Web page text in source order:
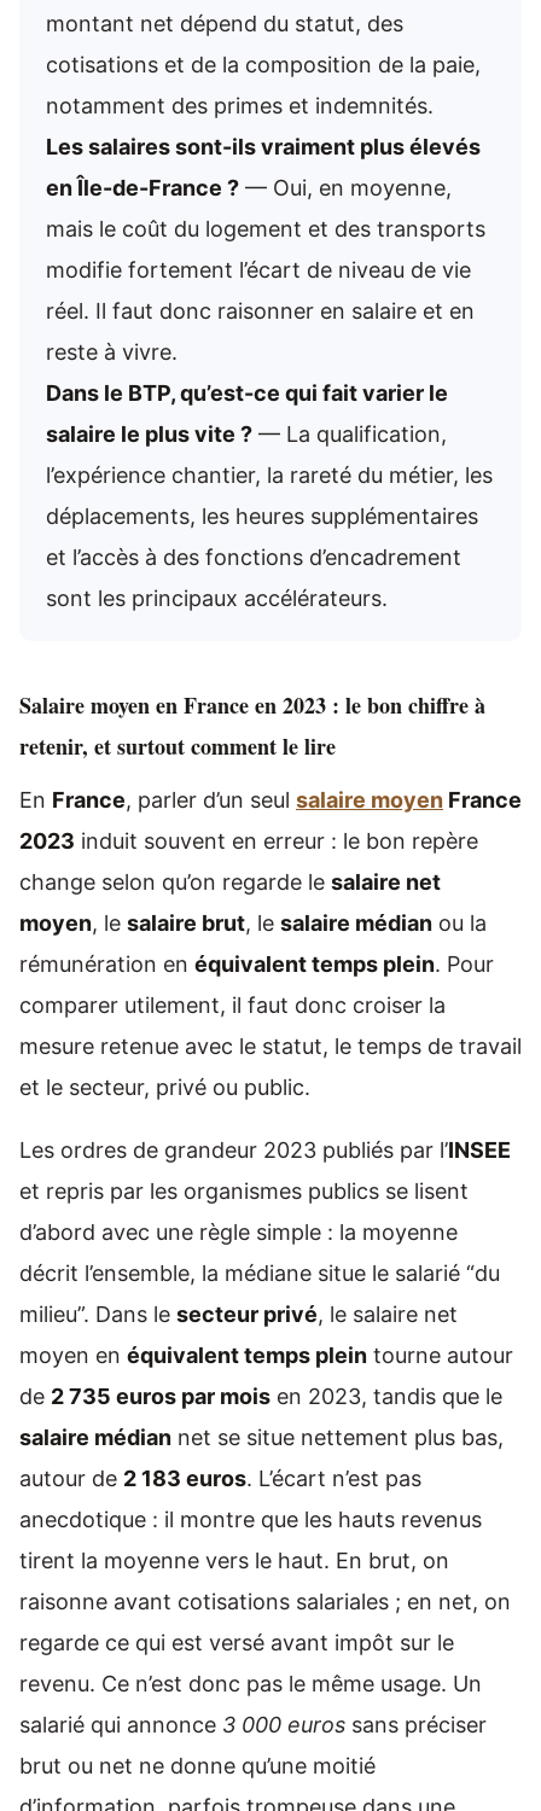
montant net dépend du statut, des
cotisations et de la composition de la paie,
notamment des primes et indemnités.
Les salaires sont-ils vraiment plus élevés
en Île-de-France ? — Oui, en moyenne,
mais le coût du logement et des transports
modifie fortement l’écart de niveau de vie
réel. Il faut donc raisonner en salaire et en
reste à vivre.
Dans le BTP, qu’est-ce qui fait varier le
salaire le plus vite ? — La qualification,
l’expérience chantier, la rareté du métier, les
déplacements, les heures supplémentaires
et l’accès à des fonctions d’encadrement
sont les principaux accélérateurs.
Salaire moyen en France en 2023 : le bon chiffre à
retenir, et surtout comment le lire
En France, parler d’un seul salaire moyen France
2023 induit souvent en erreur : le bon repère
change selon qu’on regarde le salaire net
moyen, le salaire brut, le salaire médian ou la
rémunération en équivalent temps plein. Pour
comparer utilement, il faut donc croiser la
mesure retenue avec le statut, le temps de travail
et le secteur, privé ou public.
Les ordres de grandeur 2023 publiés par l’INSEE
et repris par les organismes publics se lisent
d’abord avec une règle simple : la moyenne
décrit l’ensemble, la médiane situe le salarié “du
milieu”. Dans le secteur privé, le salaire net
moyen en équivalent temps plein tourne autour
de 2 735 euros par mois en 2023, tandis que le
salaire médian net se situe nettement plus bas,
autour de 2 183 euros. L’écart n’est pas
anecdotique : il montre que les hauts revenus
tirent la moyenne vers le haut. En brut, on
raisonne avant cotisations salariales ; en net, on
regarde ce qui est versé avant impôt sur le
revenu. Ce n’est donc pas le même usage. Un
salarié qui annonce 3 000 euros sans préciser
brut ou net ne donne qu’une moitié